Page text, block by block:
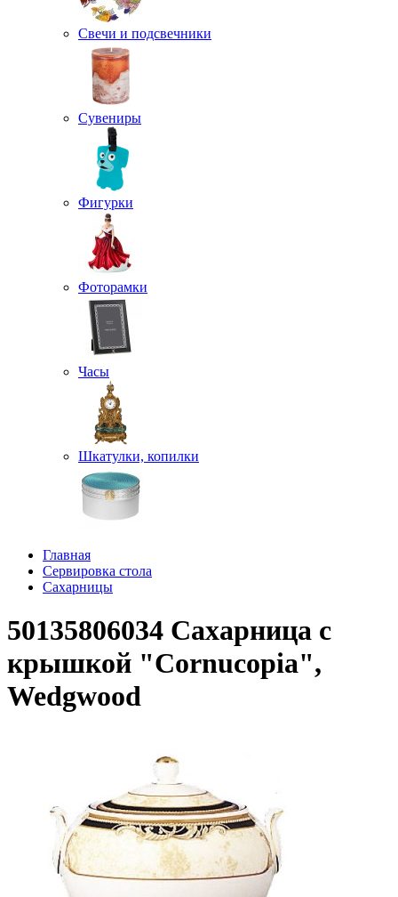
Свечи и подсвечники
Сувениры
Фигурки
Фоторамки
Часы
Шкатулки, копилки
Главная
Сервировка стола
Сахарницы
50135806034 Сахарница с
крышкой "Cornucopia",
Wedgwood